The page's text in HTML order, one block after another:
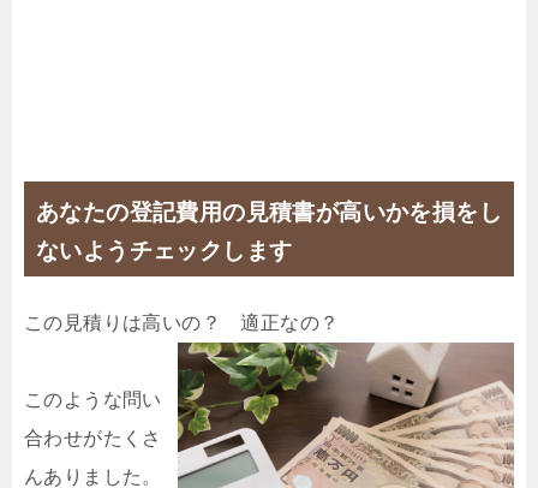
あなたの登記費用の見積書が高いかを損をし
ないようチェックします
この見積りは高いの？ 適正なの？
このような問い
合わせがたくさ
んありました。